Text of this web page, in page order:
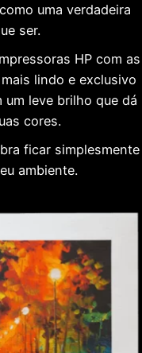
uma verdadeira
ser.
HP com as
lindo e exclusivo
um leve brilho que dá
cores.
ficar simplesmente
ambiente.